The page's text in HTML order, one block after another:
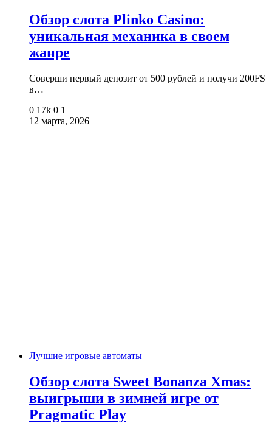
Обзор слота Plinko Casino:
уникальная механика в своем
жанре
Соверши первый депозит от 500 рублей и получи 200FS
в…
0 17k 0 1
12 марта, 2026
Лучшие игровые автоматы
Обзор слота Sweet Bonanza Xmas:
выигрыши в зимней игре от
Pragmatic Play